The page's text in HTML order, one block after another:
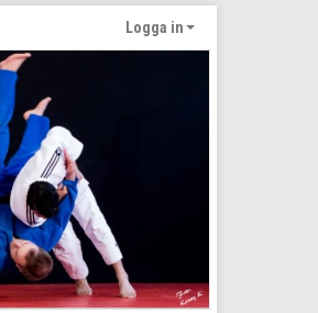
Logga in